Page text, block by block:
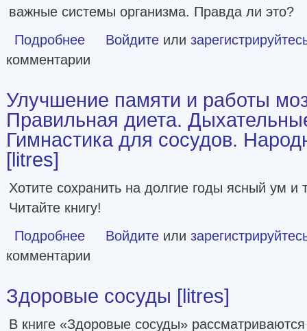
важные системы организма. Правда ли это?
Подробнее о Поможет только вода
Войдите или
комментарии
Улучшение памяти и работы
Правильная диета.
Гимнастика для сосудов.
[litres]
Хотите сохранить на долгие годы ясный ум и
Читайте книгу!
Подробнее
о Улучшение памяти и работы мозга
Войдите или
комментарии
Здоровые сосуды [litres]
В книге «Здоровые сосуды»